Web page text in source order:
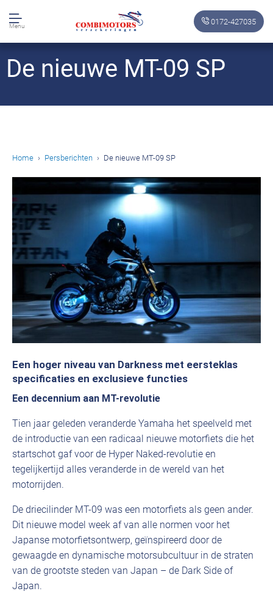
Menu 0172-427035
De nieuwe MT-09 SP
Home Persberichten De nieuwe MT-09 SP
Een hoger niveau van Darkness met eersteklas
specificaties en exclusieve functies
Een decennium aan MT-revolutie
Tien jaar geleden veranderde Yamaha het speelveld met
de introductie van een radicaal nieuwe motorfiets die het
startschot gaf voor de Hyper Naked-revolutie en
tegelijkertijd alles veranderde in de wereld van het
motorrijden.
De driecilinder MT-09 was een motorfiets als geen ander.
Dit nieuwe model week af van alle normen voor het
Japanse motorfietsontwerp, geïnspireerd door de
gewaagde en dynamische motorsubcultuur in de straten
van de grootste steden van Japan – de Dark Side of
Japan.